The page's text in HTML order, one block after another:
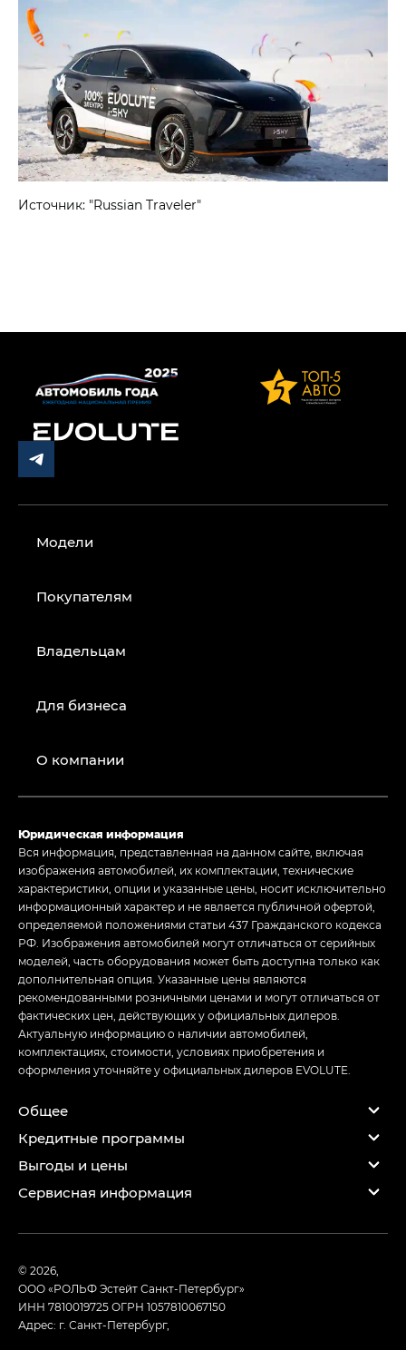
Источник: "Russian Traveler"
Модели
Покупателям
Владельцам
Для бизнеса
О компании
Юридическая информация
Вся информация, представленная на данном сайте, включая
изображения автомобилей, их комплектации, технические
характеристики, опции и указанные цены, носит исключительно
информационный характер и не является публичной офертой,
определяемой положениями статьи 437 Гражданского кодекса
РФ. Изображения автомобилей могут отличаться от серийных
моделей, часть оборудования может быть доступна только как
дополнительная опция. Указанные цены являются
рекомендованными розничными ценами и могут отличаться от
фактических цен, действующих у официальных дилеров.
Актуальную информацию о наличии автомобилей,
комплектациях, стоимости, условиях приобретения и
оформления уточняйте у официальных дилеров EVOLUTE.
Общее
Кредитные программы
Выгоды и цены
Сервисная информация
© 2026,
ООО «РОЛЬФ Эстейт Санкт-Петербург»
ИНН 7810019725ОГРН 1057810067150
Адрес: г. Санкт-Петербург,